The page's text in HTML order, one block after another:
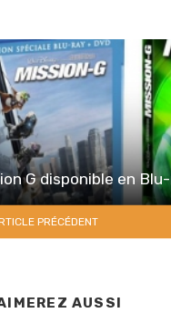
G disponible en
PRÉCÉDENT
AUSSI